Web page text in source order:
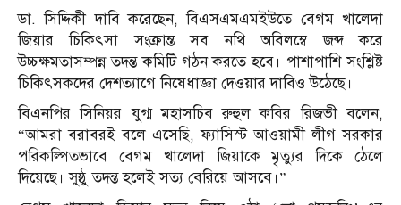
ডা. সিদ্দিকী দাবি করেছেন, বিএসএমএমইউতে বেগম খালেদা
জিয়ার চিকিৎসা সংক্রান্ত সব নথি অবিলম্বে জব্দ করে
উচ্চক্ষমতাসম্পন্ন তদন্ত কমিটি গঠন করতে হবে। পাশাপাশি সংশ্লিষ্ট
চিকিৎসকদের দেশত্যাগে নিষেধাজ্ঞা দেওয়ার দাবিও উঠেছে।
বিএনপির সিনিয়র যুগ্ম মহাসচিব রুহুল কবির রিজভী বলেন,
“আমরা বরাবরই বলে এসেছি, ফ্যাসিস্ট আওয়ামী লীগ সরকার
পরিকল্পিতভাবে বেগম খালেদা জিয়াকে মৃত্যুর দিকে ঠেলে
দিয়েছে। সুষ্ঠু তদন্ত হলেই সত্য বেরিয়ে আসবে।”